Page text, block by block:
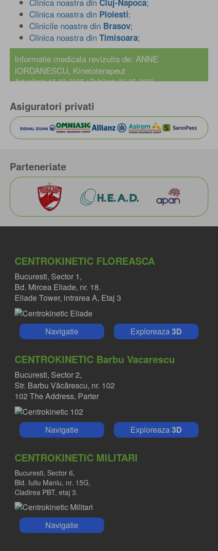
Cluj-Napoca
Clinica noastra din Ploiesti;
Clinicile noastre din Brasov;
Clinica noastra din Timisoara;
Informatie medicala revizuita de: ANNE
IORDANESCU, Kinetoterapeut
Actualizat: 18-03-2025 / Publicat: 26-05-2020
Asiguratori privati
Parteneriate
CENTROKINETIC FLOREASCA
Bucuresti, Sector 1,
Bd. Mircea Eliade, nr. 18.
Eliade Tower, intrarea A, Etaj 3
Navigatie Exploreaza3D
CENTROKINETIC Barbu Vacarescu
Bucuresti, Sector 2,
Str. Barbu Văcărescu, nr. 102
102 The Address, Parter
Navigatie Exploreaza3D
CENTROKINETIC MILITARI
Bucuresti, Sector 6,
Bld. Iuliu Maniu, nr. 15G,
Cladirea PBT, etaj 3.
Navigatie